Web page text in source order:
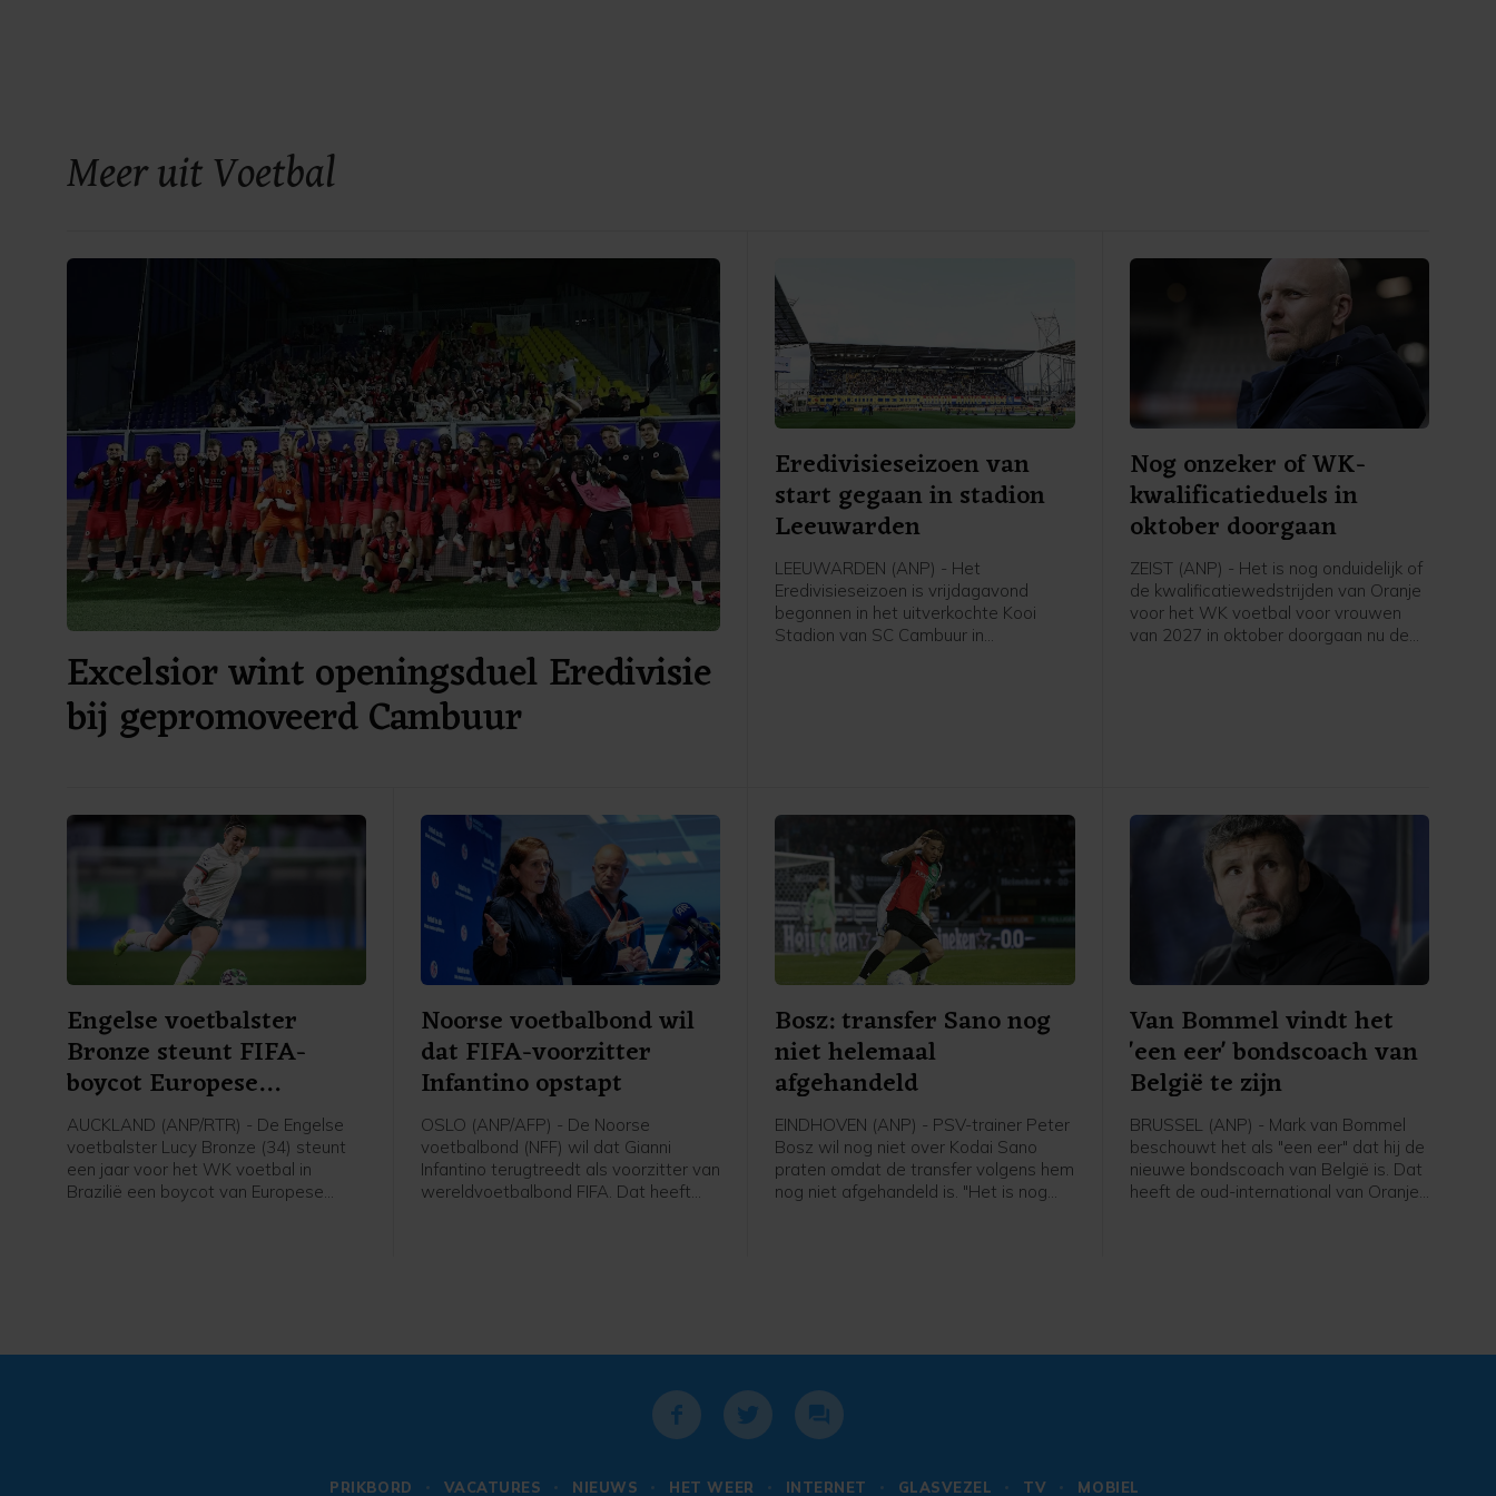
Meer uit Voetbal
Excelsior wint openingsduel Eredivisie
bij gepromoveerd Cambuur
Eredivisieseizoen van
start gegaan in stadion
Leeuwarden
LEEUWARDEN (ANP) - Het
Eredivisieseizoen is vrijdagavond
begonnen in het uitverkochte Kooi
Stadion van SC Cambuur in
Nog onzeker of WK-
kwalificatieduels in
oktober doorgaan
ZEIST (ANP) - Het is nog onduidelijk of
de kwalificatiewedstrijden van Oranje
voor het WK voetbal voor vrouwen
van 2027 in oktober doorgaan nu de
of de duels door zullen gaan.
Engelse voetbalster
Bronze steunt FIFA-
boycot Europese
speelsters
AUCKLAND (ANP/RTR) - De Engelse
voetbalster Lucy Bronze (34) steunt
een jaar voor het WK voetbal in
Brazilië een boycot van Europese
Noorse voetbalbond wil
dat FIFA-voorzitter
Infantino opstapt
OSLO (ANP/AFP) - De Noorse
voetbalbond (NFF) wil dat Gianni
Infantino terugtreedt als voorzitter van
wereldvoetbalbond FIFA. Dat heeft
Bosz: transfer Sano nog
niet helemaal
afgehandeld
EINDHOVEN (ANP) - PSV-trainer Peter
Bosz wil nog niet over Kodai Sano
praten omdat de transfer volgens hem
nog niet afgehandeld is. "Het is nog
Van Bommel vindt het
'een eer' bondscoach van
België te zijn
BRUSSEL (ANP) - Mark van Bommel
beschouwt het als "een eer" dat hij de
nieuwe bondscoach van België is. Dat
heeft de oud-international van Oranje
PRIKBORD VACATURES NIEUWS HET WEER INTERNET GLASVEZEL TV MOBIEL